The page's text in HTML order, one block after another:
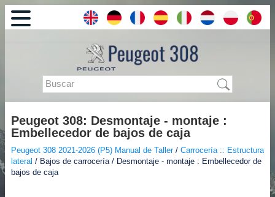
Peugeot 308: Desmontaje - montaje :
Embellecedor de bajos de caja
Peugeot 308 2021-2026 (P5) Manual de Taller/ Carrocería :: Estructura
lateral / Bajos de carrocería / Desmontaje - montaje : Embellecedor de
bajos de caja